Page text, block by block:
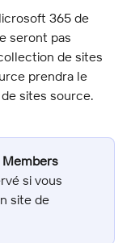
365 de
seront pas
de sites
prendra le
sites source.
Members
si vous
site de